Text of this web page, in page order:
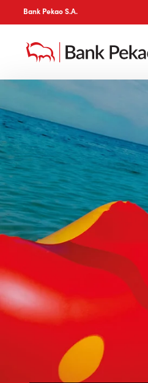
Bank Pekao S.A.